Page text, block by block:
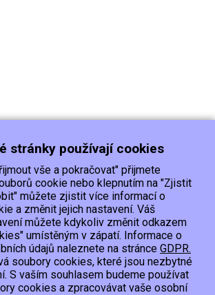
Platba
Kontakt/Reklamace
podmínky
Ochrana os.údajů
evidenci tržeb je prodávající povinen vystavit kupujícímu
stránky používají cookies
vše a pokračovat" přijmete
cookie nebo klepnutím na "Zjistit
můžete zjistit více informací o
a změnit jejich nastavení. Váš
můžete kdykoliv změnit odkazem
umístěným v zápatí. Informace o
údajů naleznete na stránce GDPR.
soubory cookies, které jsou nezbytné
S vaším souhlasem budeme používat
cookies a zpracovávat vaše osobní